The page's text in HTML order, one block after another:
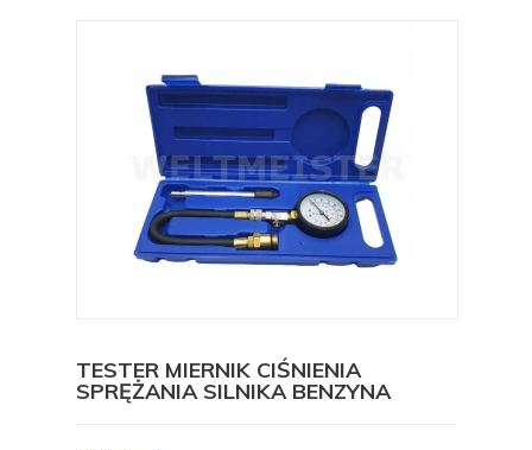
TESTER MIERNIK CIŚNIENIA
SPRĘŻANIA SILNIKA BENZYNA